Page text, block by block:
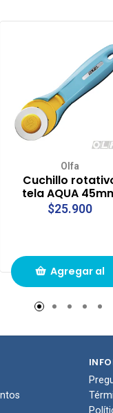
Olfa
Cuchillo
tela AQUA
$25.900
Agregar al
carrito de
compras